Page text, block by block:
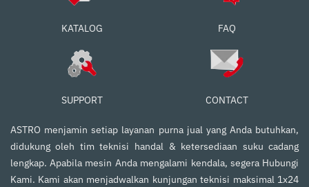
KATALOG FAQ
SUPPORT CONTACT
ASTRO menjamin setiap layanan purna jual yang Anda butuhkan,
didukung oleh tim teknisi handal & ketersediaan suku cadang
lengkap. Apabila mesin Anda mengalami kendala, segera Hubungi
Kami. Kami akan menjadwalkan kunjungan teknisi maksimal 1x24